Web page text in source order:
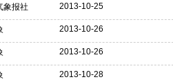
象报社 2013-10-25
2013-10-26
2013-10-26
2013-10-28